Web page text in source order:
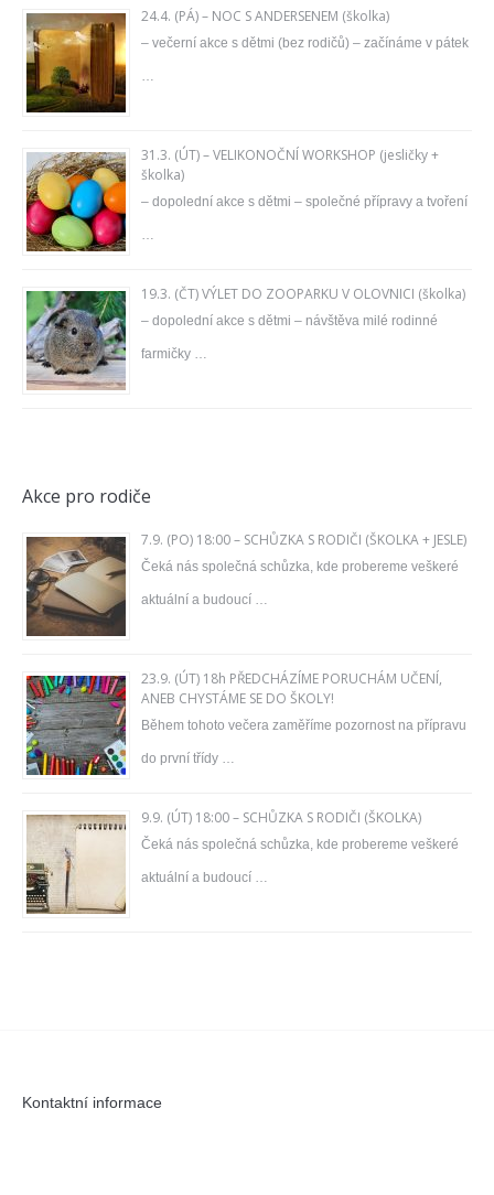
24.4. (PÁ) – NOC S ANDERSENEM (školka)
– večerní akce s dětmi (bez rodičů) – začínáme v pátek
31.3. (ÚT) – VELIKONOČNÍ WORKSHOP (jesličky +
školka)
– dopolední akce s dětmi – společné přípravy a tvoření
19.3. (ČT) VÝLET DO ZOOPARKU V OLOVNICI (školka)
– dopolední akce s dětmi – návštěva milé rodinné
farmičky …
Akce pro rodiče
7.9. (PO) 18:00 – SCHŮZKA S RODIČI (ŠKOLKA + JESLE)
Čeká nás společná schůzka, kde probereme veškeré
aktuální a budoucí …
23.9. (ÚT) 18h PŘEDCHÁZÍME PORUCHÁM UČENÍ,
ANEB CHYSTÁME SE DO ŠKOLY!
Během tohoto večera zaměříme pozornost na přípravu
do první třídy …
9.9. (ÚT) 18:00 – SCHŮZKA S RODIČI (ŠKOLKA)
Čeká nás společná schůzka, kde probereme veškeré
aktuální a budoucí …
Kontaktní informace